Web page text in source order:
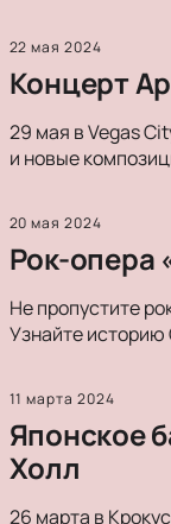
22 мая 2024
Концерт
29 мая в Vegas
и новые
20 мая 2024
Рок-опера
Не пропустите
Узнайте
11 марта 2024
Японское
Холл
26 марта в